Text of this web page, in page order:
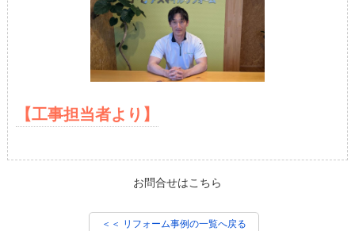
【工事担当者より】
お問合せはこちら
＜＜ リフォーム事例の一覧へ戻る